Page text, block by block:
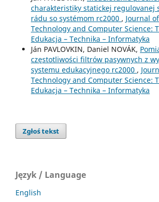
charakteristiky statickej regulovanej
rádu so systémom rc2000 , Journal
Technology and Computer Science:
Edukacja – Technika – Informatyka
Ján PAVLOVKIN, Daniel NOVÁK,
częstotliwości filtrów pasywnych z
systemu edukacyjnego rc2000 ,
Technology and Computer Science:
Edukacja – Technika – Informatyka
Zgłoś tekst
Język / Language
English